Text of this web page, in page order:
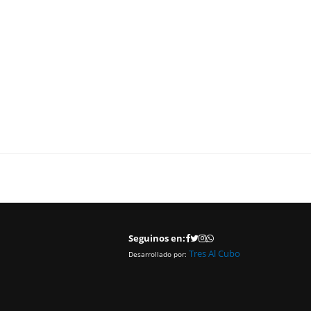
Seguinos en:
Desarrollado por: Tres Al Cubo